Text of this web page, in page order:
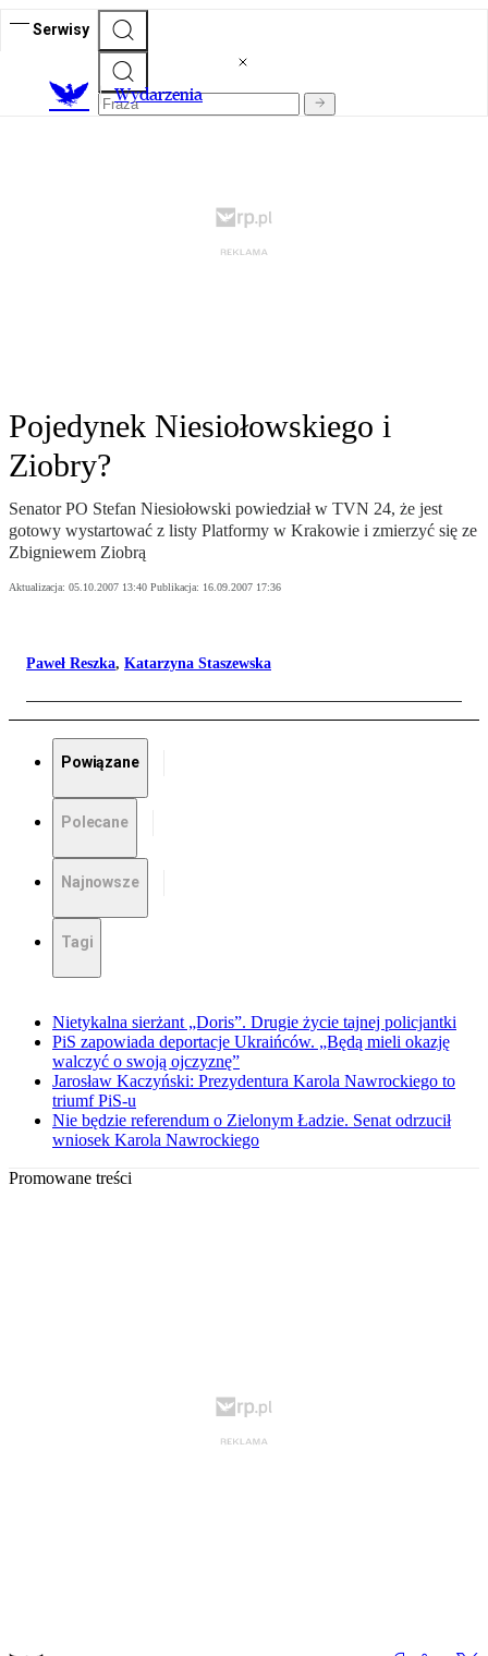
Serwisy
Wydarzenia
Pojedynek Niesiołowskiego i
Ziobry?
Senator PO Stefan Niesiołowski powiedział w TVN 24, że jest
gotowy wystartować z listy Platformy w Krakowie i zmierzyć się ze
Zbigniewem Ziobrą
Aktualizacja: 05.10.2007 13:40 Publikacja: 16.09.2007 17:36
Paweł Reszka, Katarzyna Staszewska
Powiązane
Polecane
Najnowsze
Tagi
Nietykalna sierżant „Doris”. Drugie życie tajnej policjantki
PiS zapowiada deportacje Ukraińców. „Będą mieli okazję
walczyć o swoją ojczyznę”
Jarosław Kaczyński: Prezydentura Karola Nawrockiego to
triumf PiS-u
Nie będzie referendum o Zielonym Ładzie. Senat odrzucił
wniosek Karola Nawrockiego
Promowane treści